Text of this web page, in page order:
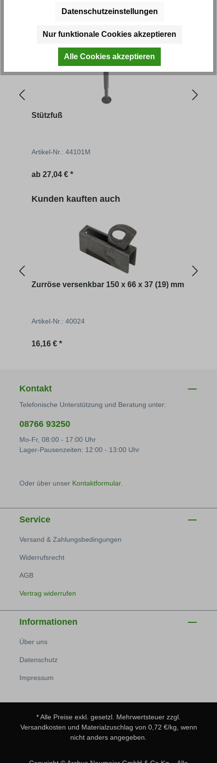
Produktgalerie überspringen
Kunden haben sich ebenfalls
angesehen
Stützfuß
Artikel-Nr.: 44101M
Regulärer Preis:
ab 27,04 € *
Produktgalerie überspringen
Kunden kauften auch
Zurröse versenkbar 150 x 66 x 37 (19) mm
Artikel-Nr.: 40024
Regulärer Preis:
16,16 € *
Kontakt
Telefonische Unterstützung und Beratung unter:
08766 93250
Mo-Fr, 08:00 - 17:00 Uhr
Lager-Pausenzeiten: 12:00 - 13:00 Uhr
Oder über unser Kontaktformular.
Service
Versand & Zahlungsbedingungen
Widerrufsrecht
AGB
Vertrag widerrufen
Informationen
Über uns
Datenschutz
Impressum
* Alle Preise exkl. gesetzl. Mehrwertsteuer zzgl.
Versandkosten und Materialzuschlag von 0,72 €/kg, wenn
nicht anders angegeben.
Datenschutzeinstellungen
Nur funktionale Cookies akzeptieren
Alle Cookies akzeptieren